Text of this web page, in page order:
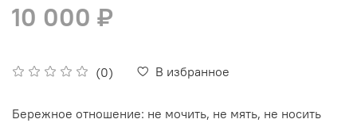
(0) В избранное
10 000 ₽
Бережное отношение: не мочить, не мять, не носить